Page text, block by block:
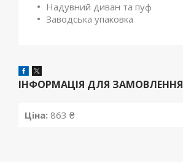
Надувний диван та пуф
Заводська упаковка
ІНФОРМАЦІЯ ДЛЯ ЗАМОВЛЕННЯ
Ціна: 863 ₴